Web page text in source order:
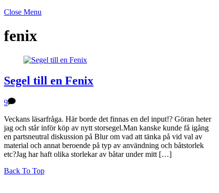
Close Menu
fenix
Segel till en Fenix
9
Veckans läsarfråga. Här borde det finnas en del input!? Göran heter
jag och står inför köp av nytt storsegel.Man kanske kunde få igång
en partsneutral diskussion på Blur om vad att tänka på vid val av
material och annat beroende på typ av användning och båtstorlek
etc?Jag har haft olika storlekar av båtar under mitt […]
Back To Top